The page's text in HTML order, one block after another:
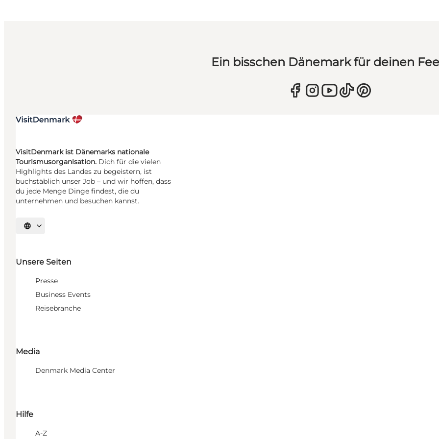
Ein bisschen Dänemark für deinen
VisitDenmark ist Dänemarks nationale
Tourismusorganisation. Dich für die vielen
Highlights des Landes zu begeistern, ist
buchstäblich unser Job – und wir hoffen, dass
du jede Menge Dinge findest, die du
unternehmen und besuchen kannst.
Sprache auswählen
Unsere Seiten
Presse
Business Events
Reisebranche
Media
Denmark Media Center
Hilfe
A-Z